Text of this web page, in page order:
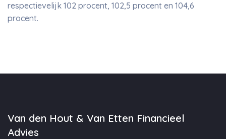
respectievelijk 102 procent, 102,5 procent en 104,6
procent.
Van den Hout & Van Etten Financieel
Advies